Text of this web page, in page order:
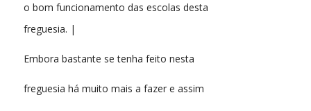
o bom funcionamento das escolas desta
freguesia. |
Embora bastante se tenha feito nesta
freguesia há muito mais a fazer e assim